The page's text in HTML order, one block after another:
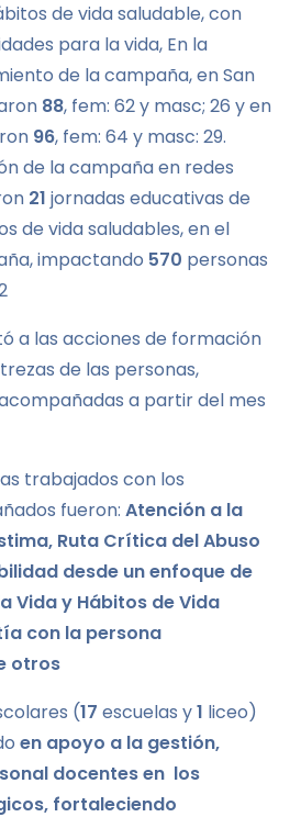
de vida saludable, con
para la vida, En la
de la campaña, en San
88, fem: 62 y masc; 26 y en
96, fem: 64 y masc: 29.
de la campaña en redes
21 jornadas educativas de
de vida saludables, en el
impactando 570 personas
a las acciones de formación
de las personas,
a partir del mes
trabajados con los
fueron: Atención a la
Ruta Crítica del Abuso
desde un enfoque de
Vida y Hábitos de Vida
con la persona
otros
(17 escuelas y1 liceo)
en apoyo a la gestión,
docentes en los
fortaleciendo